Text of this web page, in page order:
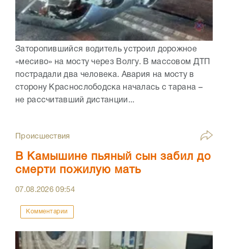
Заторопившийся водитель устроил дорожное
«месиво» на мосту через Волгу. В массовом ДТП
пострадали два человека. Авария на мосту в
сторону Краснослободска началась с тарана –
не рассчитавший дистанции...
Происшествия
В Камышине пьяный сын забил до
смерти пожилую мать
07.08.202609:54
Комментарии